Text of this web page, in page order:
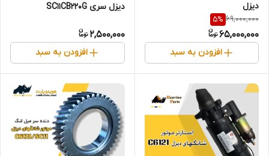
دیزل
69,000,000
5%
65,000,000
افزودن به سبد
دیزل سری SC11CB220G
2,500,000
افزودن به سبد